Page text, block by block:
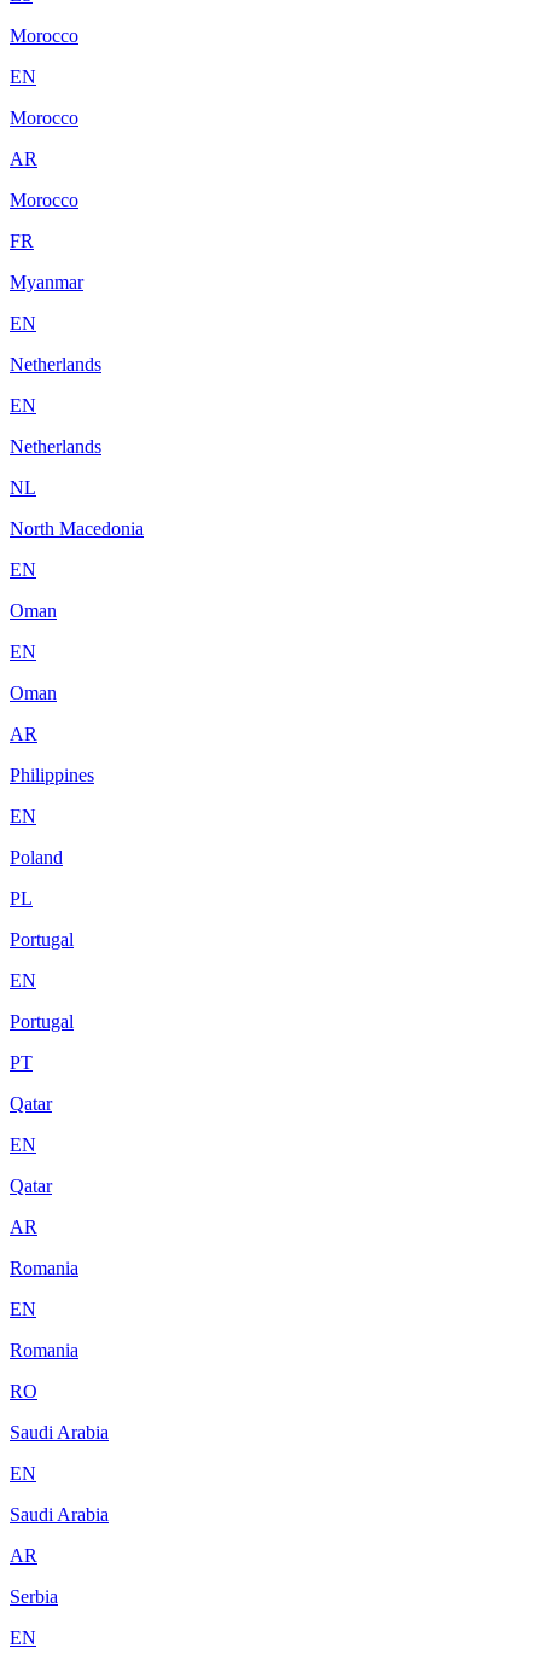
Morocco
EN
Morocco
AR
Morocco
FR
Myanmar
EN
Netherlands
EN
Netherlands
NL
North Macedonia
EN
Oman
EN
Oman
AR
Philippines
EN
Poland
PL
Portugal
EN
Portugal
PT
Qatar
EN
Qatar
AR
Romania
EN
Romania
RO
Saudi Arabia
EN
Saudi Arabia
AR
Serbia
EN